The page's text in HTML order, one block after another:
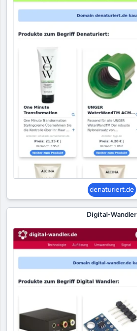
denaturiert.de
Digital-Wandler